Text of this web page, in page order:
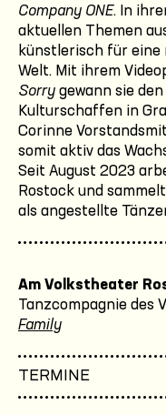
Company ONE. In
aktuellen Themen
künstlerisch für eine
Welt. Mit ihrem
Sorry gewann sie
Kulturschaffen in
Corinne
somit aktiv das
Seit August 2023
Rostock und
als angestellte
Am Volkstheater
Tanzcompagnie des
Family
TERMINE